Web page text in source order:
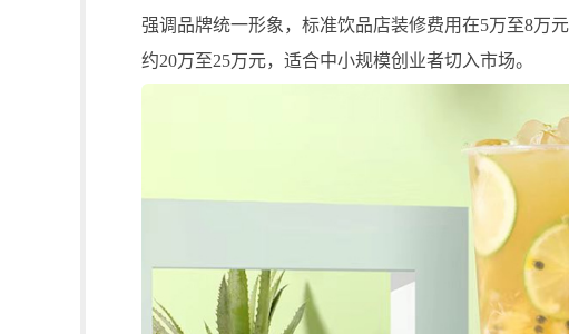
强调品牌统一形象，标准饮品店装修费用在5万至8万
约20万至25万元，适合中小规模创业者切入市场。